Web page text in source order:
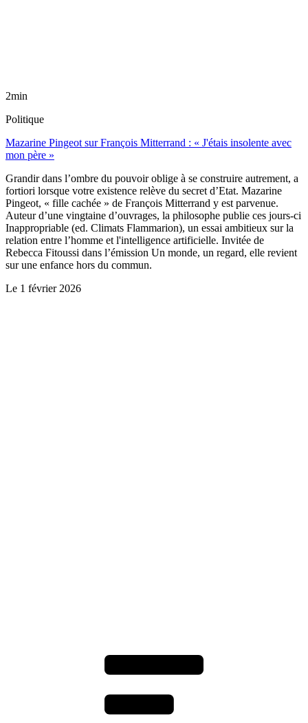
2min
Politique
Mazarine Pingeot sur François Mitterrand : « J'étais insolente avec
mon père »
Grandir dans l’ombre du pouvoir oblige à se construire autrement, a
fortiori lorsque votre existence relève du secret d’Etat. Mazarine
Pingeot, « fille cachée » de François Mitterrand y est parvenue.
Auteur d’une vingtaine d’ouvrages, la philosophe publie ces jours-ci
Inappropriable (ed. Climats Flammarion), un essai ambitieux sur la
relation entre l’homme et l'intelligence artificielle. Invitée de
Rebecca Fitoussi dans l’émission Un monde, un regard, elle revient
sur une enfance hors du commun.
Le 1 février 2026